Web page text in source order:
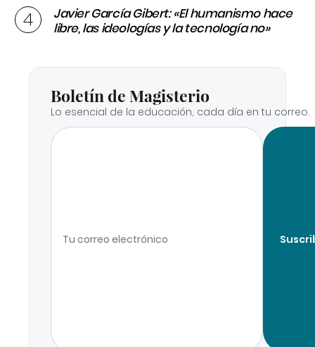
Javier García Gibert: «El humanismo hace
libre, las ideologías y la tecnología no»
Boletín de Magisterio
Lo esencial de la educación, cada día en tu correo.